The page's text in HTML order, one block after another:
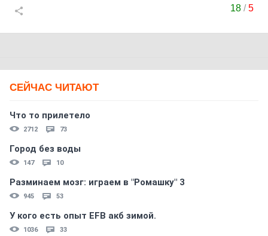
18 /5
СЕЙЧАС ЧИТАЮТ
Что то прилетело
2712 73
Город без воды
147 10
Разминаем мозг: играем в "Ромашку" 3
945 53
У кого есть опыт EFB акб зимой.
1036 33